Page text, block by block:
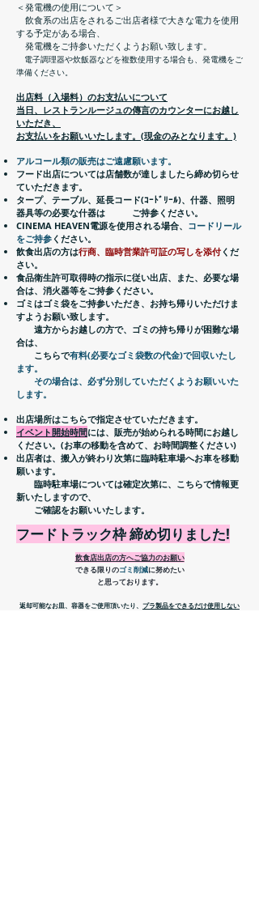
＜発電機の使用について＞
飲食系の出店をされるご出店者様で大きな電力を使用
する予定がある場合、
発電機をご持参いただくようお願い致します。
電子調理器や炊飯器などを複数使用する場合も、発電機をご
準備ください。
出店料（入場料）のお支払いについて
当日、レストランルージュの傳言のカウンターにお越し
いただき、
お支払いをお願いいたします。(現金のみとなります。)
アルコール類の販売はご遠慮願います。
フード出店については店舗数が達しましたら締め切らせ
ていただきます。
タープ、テーブル、延長コード(ｺｰﾄﾞﾘｰﾙ)、什器、照明
器具等の必要な什器は
ご持参ください。
CINEMA HEAVEN電源を使用される場合、 コードリール
をご持参 ください。
飲食出店の方は行商、臨時営業許可証の写しを添付 くだ
さい。
食品衛生許可取得時の指示に従い出店、また、必要な場
合は、 消火器等をご持参ください。
ゴミはゴミ袋をご持参いただき、お持ち帰りいただけま
すようお願い致します。
遠方からお越しの方で、ゴミの持ち帰りが困難な場
合は、
こちらで有料(必要なゴミ袋数の代金)で回収いたし
ます。
その場合は、必ず分別していただくようお願いいた
します。
出店場所はこちらで指定させていただきます。
イベント開始時間には、販売が始められる時間にお越し
ください。 (お車の移動を含めて、お時間調整ください)
出店者は、搬入が終わり次第に臨時駐車場へお車を移動
願います。
臨時駐車場については確定次第に、こちらで情報更
新いたしますので、
​ ご確認をお願いいたします。
​フードトラック枠 締め切りました!
​飲食店出店の方へご協力のお願い
できる限りのゴミ削減に努めたい
と思っております。
返却可能なお皿、容器をご使用頂いたり、 プラ製品をできるだけ使用しない